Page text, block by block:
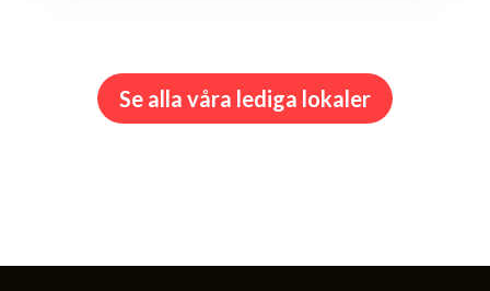
Se alla våra lediga lokaler